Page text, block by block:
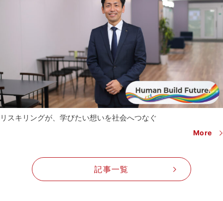
リスキリングが、学びたい想いを社会へつなぐ
More
記事一覧